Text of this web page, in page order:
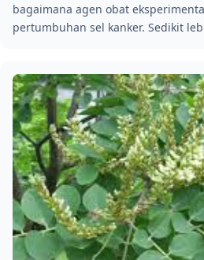
bagaimana agen obat
pertumbuhan sel kanker. Sedikit